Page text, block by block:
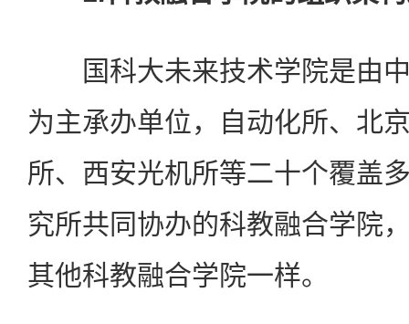
国科大未来技术学院是由中
为主承办单位，自动化所、北
所、西安光机所等二十个覆盖
究所共同协办的科教融合学院
其他科教融合学院一样。